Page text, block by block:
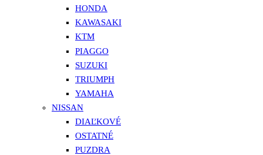
HONDA
KAWASAKI
KTM
PIAGGO
SUZUKI
TRIUMPH
YAMAHA
NISSAN
DIAĽKOVÉ
OSTATNÉ
PUZDRA